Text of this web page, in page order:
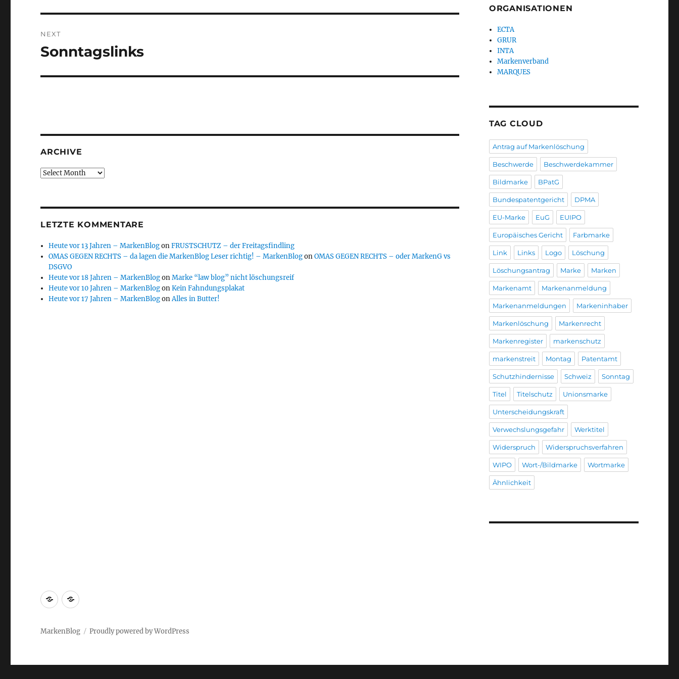
NEXT
Next
Sonntagslinks
ARCHIVE
Archive
LETZTE KOMMENTARE
Heute vor 13 Jahren – MarkenBlogonFRUSTSCHUTZ – der Freitagsfindling
OMAS GEGEN RECHTS – da lagen die MarkenBlog Leser richtig! – MarkenBlogonOMAS GEGEN RECHTS – oder MarkenG vs
DSGVO
Heute vor 18 Jahren – MarkenBlogonMarke “law blog” nicht löschungsreif
Heute vor 10 Jahren – MarkenBlogonKein Fahndungsplakat
Heute vor 17 Jahren – MarkenBlogonAlles in Butter!
ORGANISATIONEN
ECTA
GRUR
INTA
Markenverband
MARQUES
TAG CLOUD
Antrag auf Markenlöschung
Beschwerde Beschwerdekammer
Bildmarke BPatG
Bundespatentgericht DPMA
EU-Marke EuG EUIPO
Europäisches Gericht Farbmarke
Link Links Logo Löschung
Löschungsantrag Marke Marken
Markenamt Markenanmeldung
Markenanmeldungen Markeninhaber
Markenlöschung Markenrecht
Markenregister markenschutz
markenstreit Montag Patentamt
Schutzhindernisse Schweiz Sonntag
Titel Titelschutz Unionsmarke
Unterscheidungskraft
Verwechslungsgefahr Werktitel
Widerspruch Widerspruchsverfahren
WIPO Wort-/Bildmarke Wortmarke
Ähnlichkeit
Markenrecherche
Gastbeiträge
MarkenBlog Proudly powered by WordPress